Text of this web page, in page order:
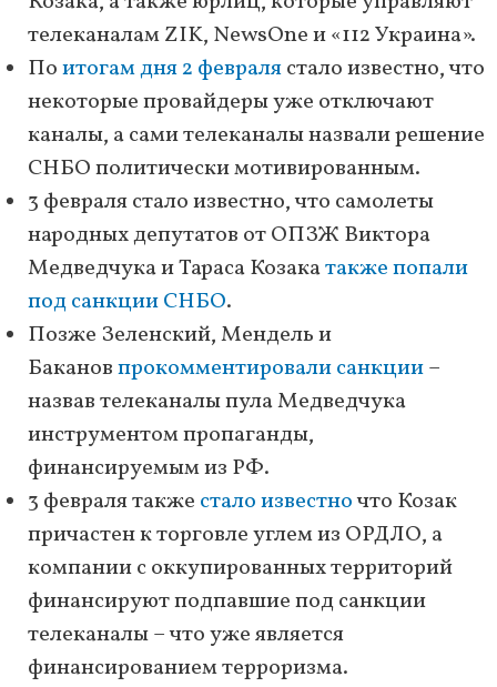
телеканалам ZIK, NewsOne и «112 Украина».
Поитогам дня 2 февралястало известно, что
некоторые провайдеры уже отключают
каналы, а сами телеканалы назвали решение
СНБО политически мотивированным.
3 февраля стало известно, что самолеты
народных депутатов от ОПЗЖ Виктора
Медведчука и Тараса Козакатакже попали
под санкции СНБО.
Позже Зеленский, Мендель и
Бакановпрокомментировали санкции–
назвав телеканалы пула Медведчука
инструментом пропаганды,
финансируемым из РФ.
3 февраля также стало известночто Козак
причастен к торговле углем из ОРДЛО, а
компании с оккупированных территорий
финансируют подпавшие под санкции
телеканалы – что уже является
финансированием терроризма.